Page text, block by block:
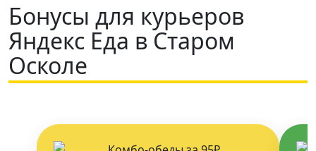
Бонусы для курьеров
Яндекс Еда в Старом
Осколе